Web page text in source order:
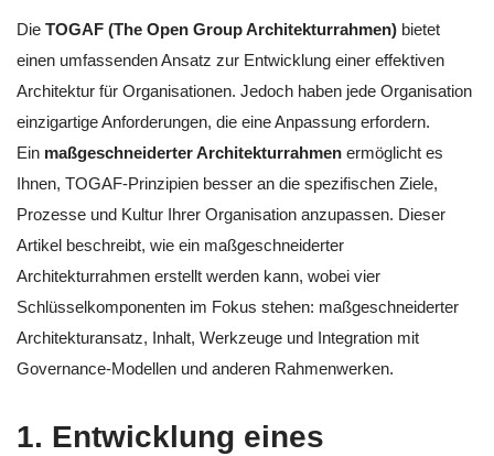
Die TOGAF (The Open Group Architekturrahmen) bietet
einen umfassenden Ansatz zur Entwicklung einer effektiven
Architektur für Organisationen. Jedoch haben jede Organisation
einzigartige Anforderungen, die eine Anpassung erfordern.
Ein maßgeschneiderter Architekturrahmen ermöglicht es
Ihnen, TOGAF-Prinzipien besser an die spezifischen Ziele,
Prozesse und Kultur Ihrer Organisation anzupassen. Dieser
Artikel beschreibt, wie ein maßgeschneiderter
Architekturrahmen erstellt werden kann, wobei vier
Schlüsselkomponenten im Fokus stehen: maßgeschneiderter
Architekturansatz, Inhalt, Werkzeuge und Integration mit
Governance-Modellen und anderen Rahmenwerken.
1. Entwicklung eines